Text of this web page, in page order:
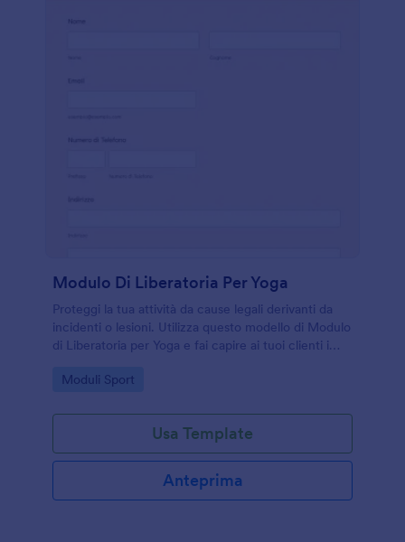
Modulo Di Liberatoria Per Yoga
Proteggi la tua attività da cause legali derivanti da
incidenti o lesioni. Utilizza questo modello di Modulo
di Liberatoria per Yoga e fai capire ai tuoi clienti i
liberatoria per lesioni o danni.
Go to Category:
Moduli Sport
Usa Template
Anteprima